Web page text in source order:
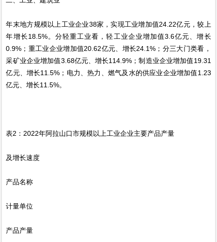
年末地方规模以上工业企业38家，实现工业增加值24.22亿元，较上
年增长18.5%。分轻重工业看，轻工业企业增加值3.6亿元、增长
0.9%；重工业企业增加值20.62亿元、增长24.1%；分三大门类看，
采矿业企业增加值3.68亿元、增长114.9%；制造业企业增加值19.31
亿元、增长11.5%；电力、热力、燃气及水的供应业企业增加值1.23
亿元、增长11.5%。
表2：2022年阿拉山口市规模以上工业企业主要产品产量
及增长速度
产品名称
计量单位
产品产量